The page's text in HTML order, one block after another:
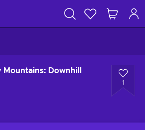
Mountains: Downhill
1